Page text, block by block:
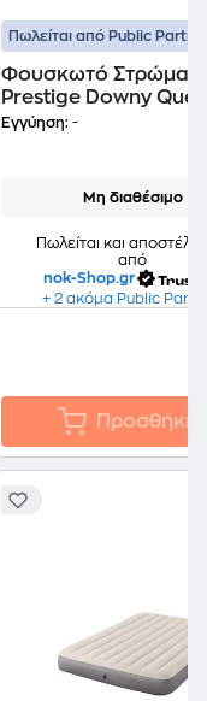
Πωλείται από Public
Φουσκωτό Στρώμα
Prestige Downy
Intex 152x 203x 25
Εγγύηση: -
Μη διαθέσιμο
Πωλείται και
από
nok-Shop.gr
+ 2 ακόμα Public
Προσθήκη